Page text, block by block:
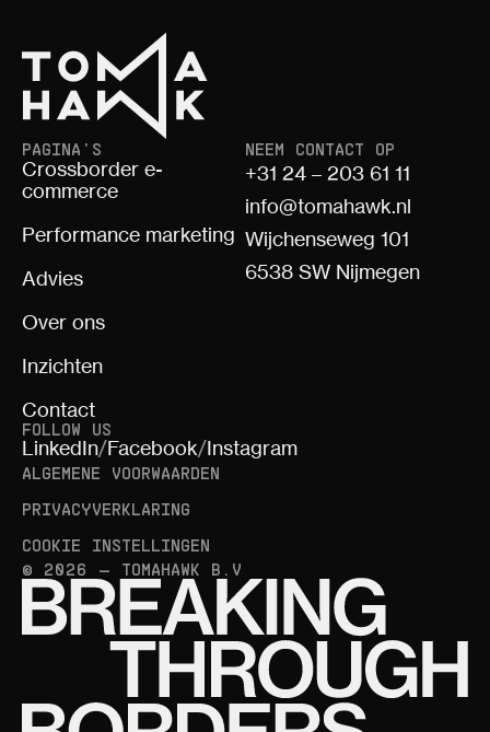
PAGINA'S
Crossborder e-
commerce
Performance marketing
Advies
Over ons
Inzichten
Contact
NEEM CONTACT OP
+31 24 – 203 61 11
info@tomahawk.nl
Wijchenseweg 101
6538 SW Nijmegen
FOLLOW US
LinkedIn/Facebook/Instagram
© 2026 — TOMAHAWK B.V
ALGEMENE VOORWAARDEN
PRIVACYVERKLARING
COOKIE INSTELLINGEN